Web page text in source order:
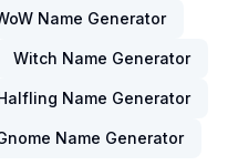
Name Generator
Witch Name Generator
Name Generator
Name Generator